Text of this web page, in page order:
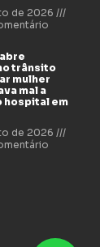
de 2026
trânsito
mulher
mal a
hospital em
de 2026